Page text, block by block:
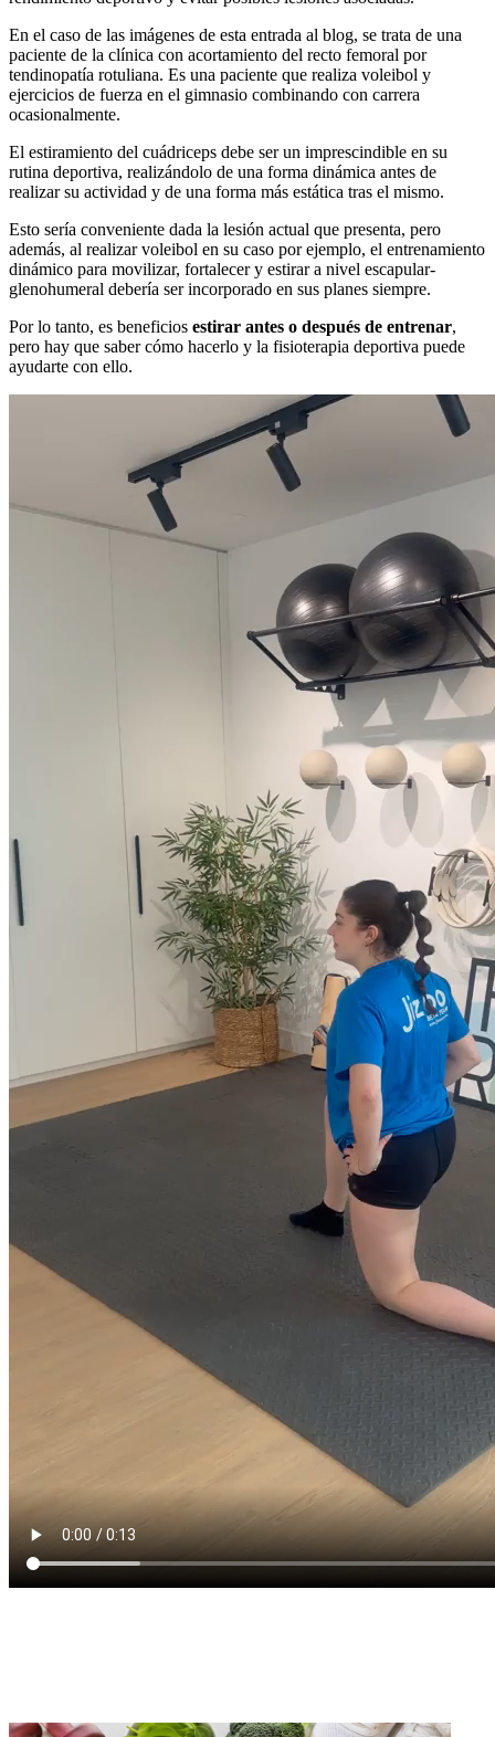
En el caso de las imágenes de esta entrada al blog, se trata de una
paciente de la clínica con acortamiento del recto femoral por
tendinopatía rotuliana. Es una paciente que realiza voleibol y
ejercicios de fuerza en el gimnasio combinando con carrera
ocasionalmente.
El estiramiento del cuádriceps debe ser un imprescindible en su
rutina deportiva, realizándolo de una forma dinámica antes de
realizar su actividad y de una forma más estática tras el mismo.
Esto sería conveniente dada la lesión actual que presenta, pero
además, al realizar voleibol en su caso por ejemplo, el entrenamiento
dinámico para movilizar, fortalecer y estirar a nivel escapular-
glenohumeral debería ser incorporado en sus planes siempre.
Por lo tanto, es beneficios estirar antes o después de entrenar,
pero hay que saber cómo hacerlo y la fisioterapia deportiva puede
ayudarte con ello.